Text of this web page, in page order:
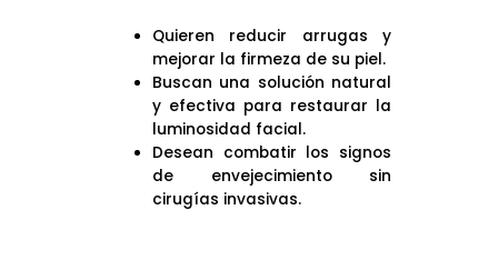
Quieren reducir arrugas y
mejorar la firmeza de su piel.
Buscan una solución natural
y efectiva para restaurar la
luminosidad facial.
Desean combatir los signos
de envejecimiento sin
cirugías invasivas.